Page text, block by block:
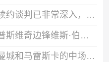
记者：热刺与范德芬的续约谈判已非常深入，德泽尔比发挥关键作用
官方：莱斯特城签下伊普斯维奇边锋维斯·伯恩斯，签约3年
迪马：后罗德里时代，曼城和马雷斯卡的中场梦想人选已确定为恩佐